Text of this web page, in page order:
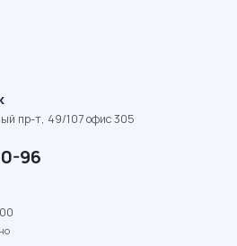
пр-т, 49/107 офис 305
96